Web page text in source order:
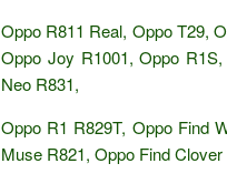
Oppo R811 Real, Oppo T29,
Oppo Joy R1001, Oppo
Neo R831,
Oppo R1 R829T, Oppo Find
Muse R821, Oppo Find